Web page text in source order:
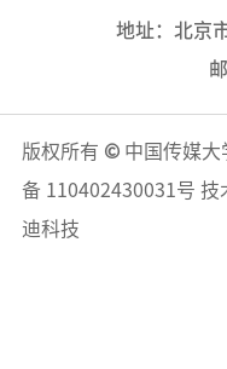
地址：北京
版权所有 © 中国传媒大
备 110402430031号 技
迪科技